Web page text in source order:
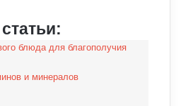
блюда для благополучия
и минералов